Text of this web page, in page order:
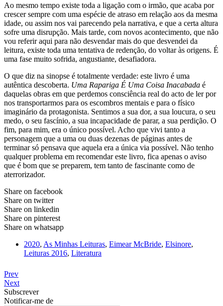
Ao mesmo tempo existe toda a ligação com o irmão, que acaba por
crescer sempre com uma espécie de atraso em relação aos da mesma
idade, ou assim nos vai parecendo pela narrativa, e que a certa altura
sofre uma disrupção. Mais tarde, com novos acontecimento, que não
vou referir aqui para não desvendar mais do que desvendei da
leitura, existe toda uma tentativa de redenção, do voltar às origens. É
uma fase muito sofrida, angustiante, desafiadora.
O que diz na sinopse é totalmente verdade: este livro é uma
autêntica descoberta. Uma Rapariga É Uma Coisa Inacabada é
daquelas obras em que perdemos consciência real do acto de ler por
nos transportarmos para os escombros mentais e para o físico
imaginário da protagonista. Sentimos a sua dor, a sua loucura, o seu
medo, o seu fascínio, a sua incapacidade de parar, a sua perdição. O
fim, para mim, era o único possível. Acho que vivi tanto a
personagem que a uma ou duas dezenas de páginas antes de
terminar só pensava que aquela era a única via possível. Não tenho
qualquer problema em recomendar este livro, fica apenas o aviso
que é bom que se preparem, tem tanto de fascinante como de
aterrorizador.
Share on facebook
Share on twitter
Share on linkedin
Share on pinterest
Share on whatsapp
2020, As Minhas Leituras, Eimear McBride, Elsinore,
Leituras 2016, Literatura
Prev
Next
Subscrever
Notificar-me de